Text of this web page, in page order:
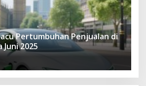
Pertumbuhan Penjualan di
Juni 2025